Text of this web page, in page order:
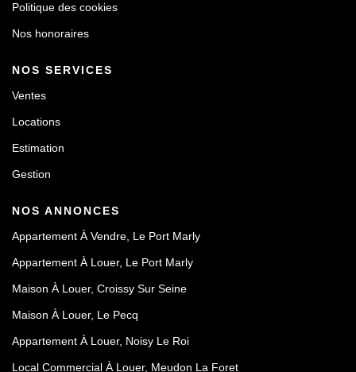
Politique des cookies
Nos honoraires
NOS SERVICES
Ventes
Locations
Estimation
Gestion
NOS ANNONCES
Appartement À Vendre, Le Port Marly
Appartement À Louer, Le Port Marly
Maison À Louer, Croissy Sur Seine
Maison À Louer, Le Pecq
Appartement À Louer, Noisy Le Roi
Local Commercial À Louer, Meudon La Foret